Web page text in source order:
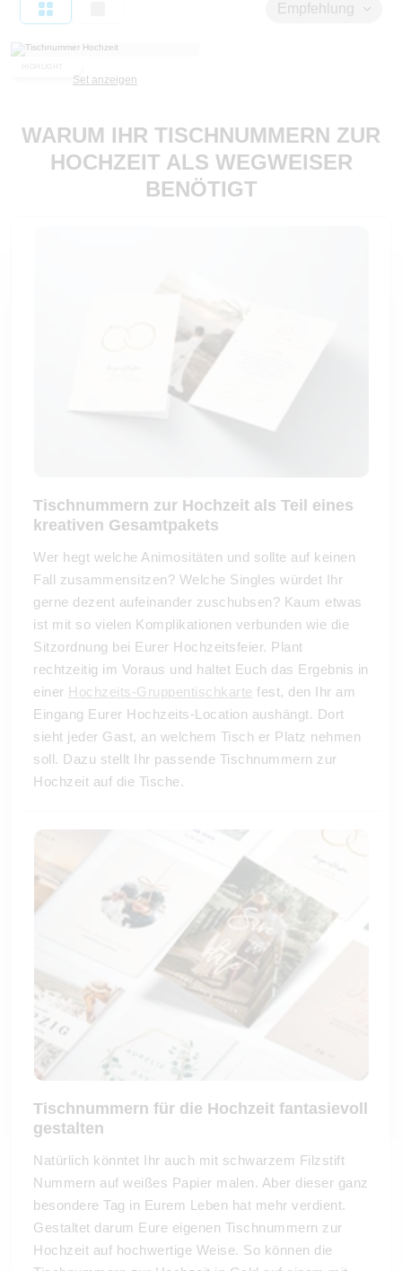
Empfehlung
Set anzeigen
WARUM IHR TISCHNUMMERN ZUR
HOCHZEIT ALS WEGWEISER
BENÖTIGT
Tischnummern zur Hochzeit als Teil eines
kreativen Gesamtpakets
Wer hegt welche Animositäten und sollte auf keinen
Fall zusammensitzen? Welche Singles würdet Ihr
gerne dezent aufeinander zuschubsen? Kaum etwas
ist mit so vielen Komplikationen verbunden wie die
Sitzordnung bei Eurer Hochzeitsfeier. Plant
rechtzeitig im Voraus und haltet Euch das Ergebnis in
einer Hochzeits-Gruppentischkarte fest, den Ihr am
Eingang Eurer Hochzeits-Location aushängt. Dort
sieht jeder Gast, an welchem Tisch er Platz nehmen
soll. Dazu stellt Ihr passende Tischnummern zur
Hochzeit auf die Tische.
Tischnummern für die Hochzeit fantasievoll
gestalten
Natürlich könntet Ihr auch mit schwarzem Filzstift
Nummern auf weißes Papier malen. Aber dieser ganz
besondere Tag in Eurem Leben hat mehr verdient.
Gestaltet darum Eure eigenen Tischnummern zur
Hochzeit auf hochwertige Weise. So können die